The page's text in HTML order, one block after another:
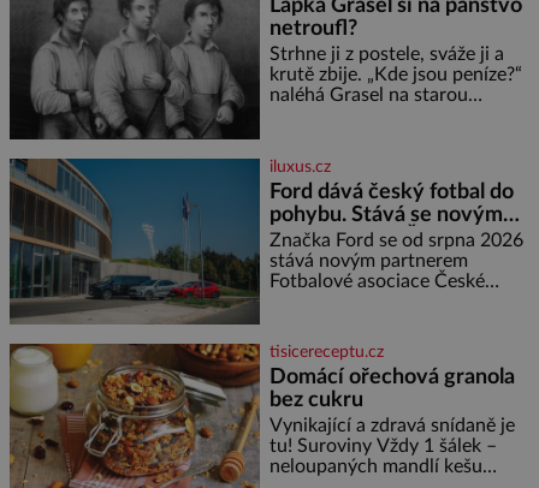
díky stovkám let pečlivého
šlechtění se z ní stává zelenina,
bez které si českou zahradu ani
nedokážeme představit. Její
příběh je
Lapka Grasel si na panstvo
netroufl?
Strhne ji z postele, sváže ji a
krutě zbije. „Kde jsou peníze?“
naléhá Grasel na starou
nemůže, protože žádné nemá,
spokojí se lupič s několika
měďáky a štůčky látky. Zraněná
žena pár dní nato umírá. Je to
muž nebývale krutý. Jeho činy
budí hrůzu ještě dlouho po jeho
smrti
iluxus.cz
Ford dává český fotbal do
pohybu. Stává se novým
partnerem FAČR
Značka Ford se od srpna 2026
stává novým partnerem
Fotbalové asociace České
asociace, reprezentačních týmů
i českého fotbalu v regionech.
Partner
tisicereceptu.cz
Domácí ořechová granola
bez cukru
Vynikající a zdravá snídaně je
tu! Suroviny Vždy 1 šálek –
neloupaných mandlí kešu